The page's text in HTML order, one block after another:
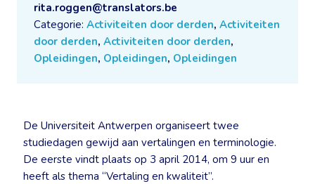
rita.roggen@translators.be
Categorie: Activiteiten door derden, Activiteiten
door derden, Activiteiten door derden,
Opleidingen, Opleidingen, Opleidingen
De Universiteit Antwerpen organiseert twee
studiedagen gewijd aan vertalingen en terminologie.
De eerste vindt plaats op 3 april 2014, om 9 uur en
heeft als thema “Vertaling en kwaliteit”.